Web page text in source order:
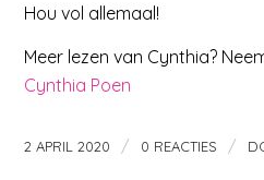
Hou vol allemaal!
Meer lezen van Cynthia?
Cynthia Poen
2 APRIL 2020 / 0 REACTIES /